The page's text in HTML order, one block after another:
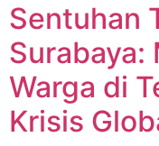
Sentuhan
Surabaya:
Warga di
Krisis